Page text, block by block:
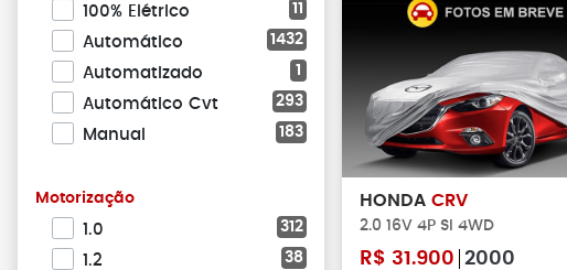
11
100% Elétrico
1432
Automático
1
Automatizado
293
Automático Cvt
183
Manual
Motorização
312
1.0
38
1.2
HONDA CRV
2.0 16V 4P SI 4WD
R$ 31.900 2000